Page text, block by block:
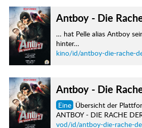
Antboy - Die
… hat Pelle alias Antboy
hinter…
kino/id/antboy-die-rache-
Antboy - Die
Eine Übersicht der
ANTBOY - DIE RACHE
vod/id/antboy-die-rache-